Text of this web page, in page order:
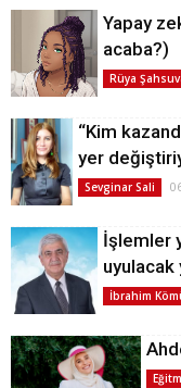
Yapay
acaba?)
Rüya
“Kim
yer
Sevginar Sali
İşlemler
uyulacak
İbrahim